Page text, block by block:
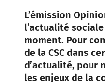
L’émission
l’actualité
moment. Pour
de la CSC dans
d’actualité, pour
les enjeux de la